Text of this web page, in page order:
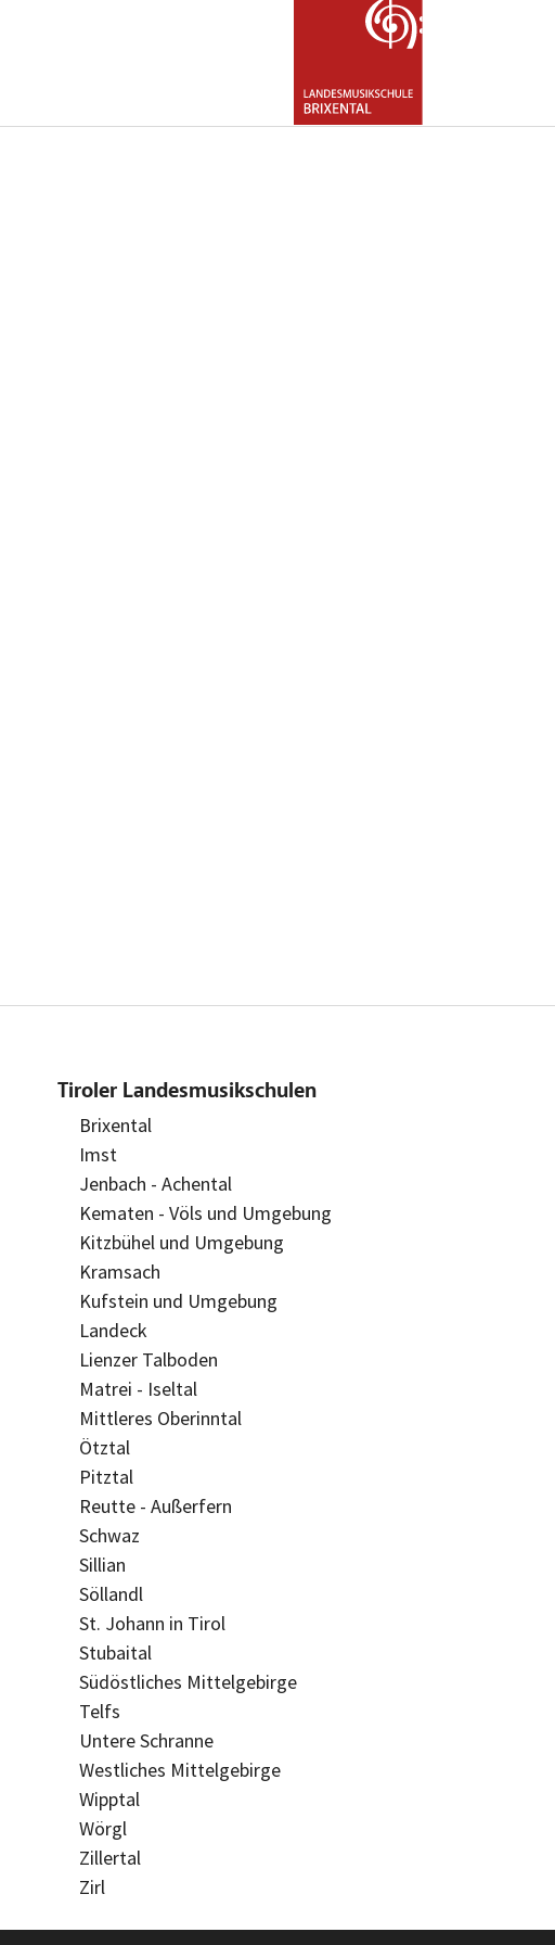
Tiroler Landesmusikschulen
Brixental
Imst
Jenbach - Achental
Kematen - Völs und Umgebung
Kitzbühel und Umgebung
Kramsach
Kufstein und Umgebung
Landeck
Lienzer Talboden
Matrei - Iseltal
Mittleres Oberinntal
Ötztal
Pitztal
Reutte - Außerfern
Schwaz
Sillian
Söllandl
St. Johann in Tirol
Stubaital
Südöstliches Mittelgebirge
Telfs
Untere Schranne
Westliches Mittelgebirge
Wipptal
Wörgl
Zillertal
Zirl